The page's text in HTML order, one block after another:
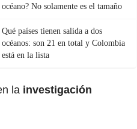
océano? No solamente es el tamaño
Qué países tienen salida a dos
océanos: son 21 en total y Colombia
está en la lista
la investigación